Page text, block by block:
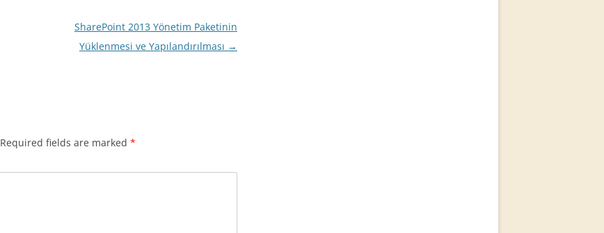
SharePoint 2013 Yönetim Paketinin
Yüklenmesi ve Yapılandırılması →
Required fields are marked *